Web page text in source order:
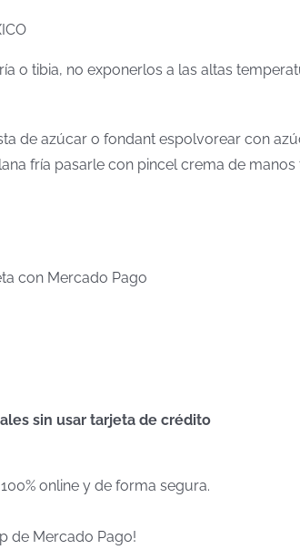
o tibia, no exponerlos a las altas
de azúcar o fondant espolvorear con
fría pasarle con pincel crema de manos
con Mercado Pago
sin usar tarjeta de crédito
online y de forma segura.
de Mercado Pago!